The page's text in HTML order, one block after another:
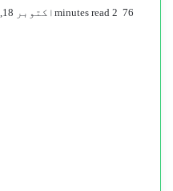
اکتوبر 18, 2019